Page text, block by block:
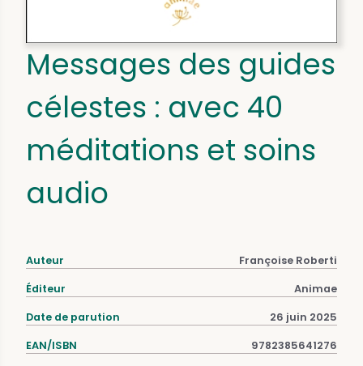
Messages des guides
célestes : avec 40
méditations et soins
audio
Auteur Françoise Roberti
Éditeur Animae
Date de parution 26 juin 2025
EAN/ISBN 9782385641276